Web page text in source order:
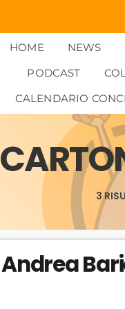
HOME NEWS
PODCAST
CALENDARIO
3